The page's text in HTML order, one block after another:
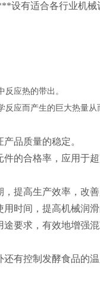
设有适合各行业机械
应热的带出。
应而产生的巨大热量
品质量的稳定。
的合格率，应用于
提高生产效率，改善
时间，提高机械润滑
要求，有效地增强混
有控制发酵食品的温